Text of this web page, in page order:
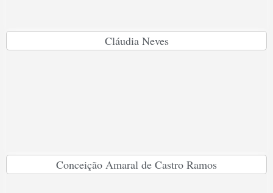
Cláudia Neves
Conceição Amaral de Castro Ramos